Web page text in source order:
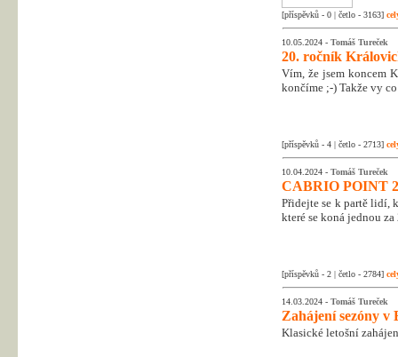
[příspěvků - 0 | četlo - 3163]
10.05.2024 - Tomáš Tureček
20. ročník
Vím, že jsem koncem
končíme ;-) Takže vy
[příspěvků - 4 | četlo - 2713]
10.04.2024 - Tomáš Tureček
CABRIO POINT
Přidejte se k partě lidí,
které se koná jednou
[příspěvků - 2 | četlo - 2784]
14.03.2024 - Tomáš Tureček
Zahájení sezóny v
Klasické letošní